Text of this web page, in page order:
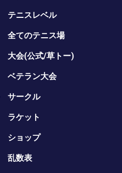
テニスレベル
全てのテニス場
大会(公式/草トー)
ベテラン大会
サークル
ラケット
ショップ
乱数表